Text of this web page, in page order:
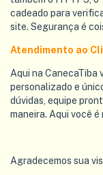
cadeado para
site. Segurança é
Atendimento ao
Aqui na CanecaTiba
personalizado e
dúvidas, equipe
maneira. Aqui você
Agradecemos sua